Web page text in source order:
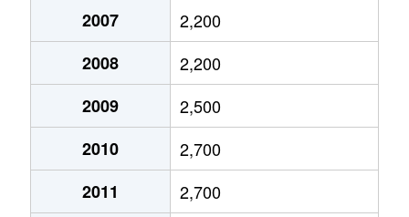
6,000万円 宮前平
1,000万円 宮前平
2,900万円 宮前平
2,700万円 鷺沼
3,500万円 鷺沼
2007
2,200
2008
2,200
2009
2,500
2010
2,700
2011
2,700